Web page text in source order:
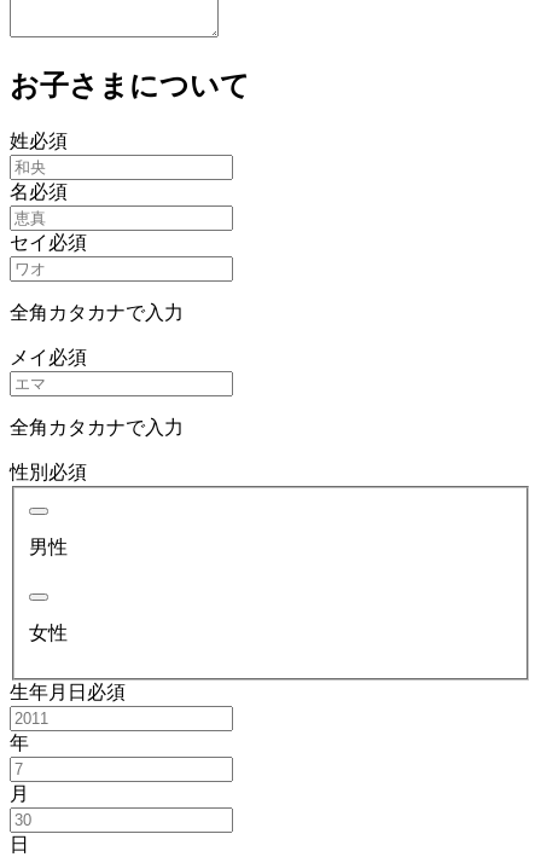
お子さまについて
姓必須
名必須
セイ 必須
全角カタカナで入力
メイ 必須
全角カタカナで入力
性別 必須
男性
女性
生年月日 必須
年
月
日